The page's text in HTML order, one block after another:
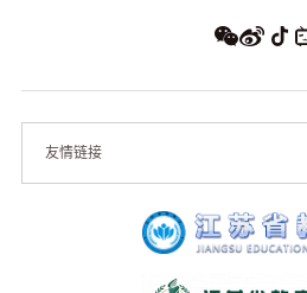
友情链接